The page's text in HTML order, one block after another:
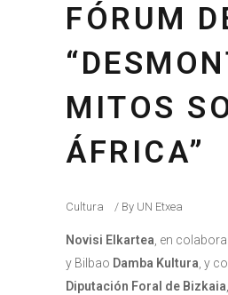
FÓRUM
MITOS
ÁFRICA”
Cultura By UN Etxea
Novisi Elkartea, en
y Bilbao Damba Kultura, y
Diputación Foral de Bizkaia